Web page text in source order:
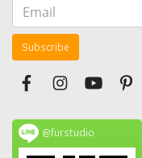
Subscribe
@furstudio